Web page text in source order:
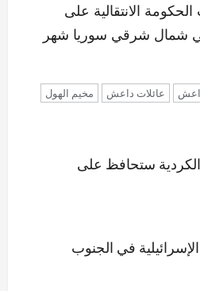
الانتقالية على
شمال شرقي سوريا شهر
عائلات داعش مخيم الهول
ستحافظ على
في الجنوب